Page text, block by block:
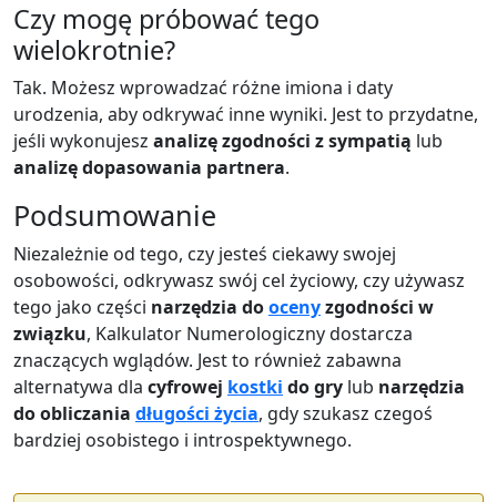
Czy mogę próbować tego
wielokrotnie?
Tak. Możesz wprowadzać różne imiona i daty
urodzenia, aby odkrywać inne wyniki. Jest to przydatne,
jeśli wykonujesz analizę zgodności z sympatią lub
analizę dopasowania partnera.
Podsumowanie
Niezależnie od tego, czy jesteś ciekawy swojej
osobowości, odkrywasz swój cel życiowy, czy używasz
tego jako części narzędzia doocenyzgodności w
związku, Kalkulator Numerologiczny dostarcza
znaczących wglądów. Jest to również zabawna
alternatywa dla cyfrowej kostki do gry lub narzędzia
do obliczania długości życia, gdy szukasz czegoś
bardziej osobistego i introspektywnego.